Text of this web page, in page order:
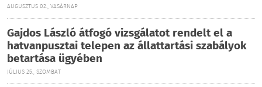
AUGUSZTUS 02., VASÁRNAP
Gajdos László átfogó vizsgálatot rendelt el a
hatvanpusztai telepen az állattartási szabályok
betartása ügyében
JÚLIUS 25., SZOMBAT